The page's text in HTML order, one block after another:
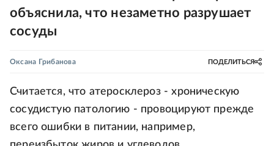
объяснила, что незаметно разрушает
сосуды
Оксана Грибанова ПОДЕЛИТЬСЯ
Считается, что атеросклероз - хроническую
сосудистую патологию - провоцируют прежде
всего ошибки в питании, например,